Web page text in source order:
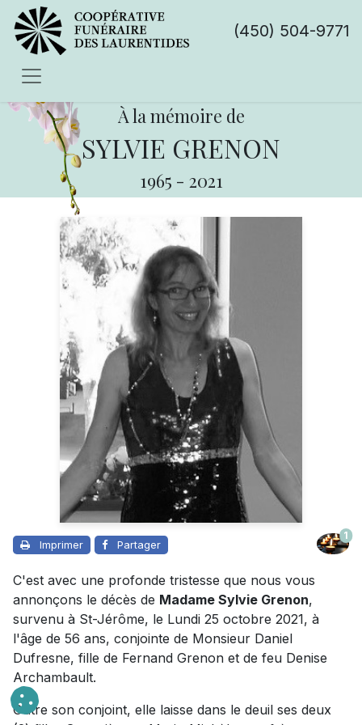
(450) 504-9771
À la mémoire de
SYLVIE GRENON
1965 - 2021
Imprimer Partager
1
C'est avec une profonde tristesse que nous vous
annonçons le décès de Madame Sylvie Grenon,
survenu à St-Jérôme, le Lundi 25 octobre 2021, à
l'âge de 56 ans, conjointe de Monsieur Daniel
Dufresne, fille de Fernand Grenon et de feu Denise
Archambault.
Outre son conjoint, elle laisse dans le deuil ses deux